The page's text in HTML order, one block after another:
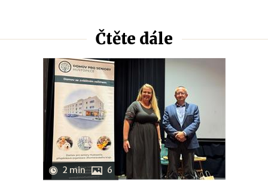
Čtěte dále
2 min 6